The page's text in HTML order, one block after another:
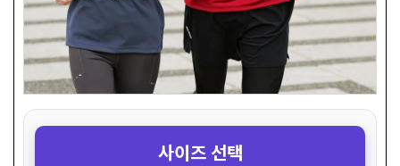
사이즈 선택